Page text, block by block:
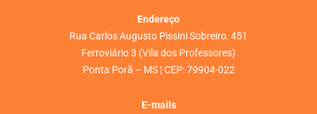
Endereço
Rua Carlos Augusto Pissini Sobreiro, 451
Ferroviário 3 (Vila dos Professores)
Ponta Porã – MS | CEP: 79904-022
E-mails